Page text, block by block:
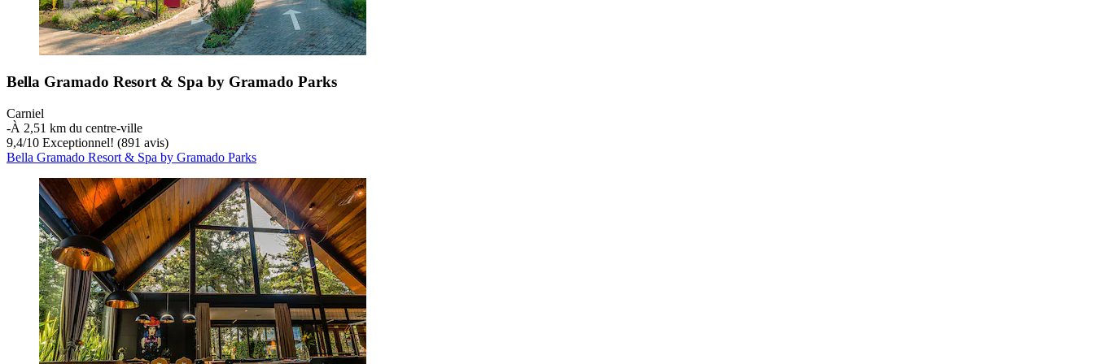
Bella Gramado Resort & Spa by Gramado Parks
Carniel
‐À 2,51 km du centre-ville
9,4/10 Exceptionnel! (891 avis)
Bella Gramado Resort & Spa by Gramado Parks